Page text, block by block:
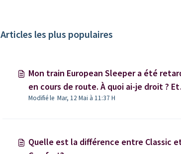
Articles les plus populaires
Mon train European Sleeper a été
en cours de route. À quoi ai-je droit ? Et
que dois-je faire ?
Modifié le Mar, 12 Mai à 11:37 H
Quelle est la différence entre Classic